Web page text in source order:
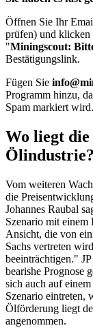
Öffnen Sie Ihr
prüfen) und
"Miningscout:
Bestätigungslink.
Fügen Sie
Programm hinzu,
Spam markiert wird.
Wo liegt
Ölindustrie?
Vom weiteren
die
Johannes Raubal
Szenario mit
Ansicht, die von
Sachs vertreten
beeinträchtigen."
bearishe Prognose
sich auch auf
Szenario eintreten,
Ölförderung liegt
angenommen.